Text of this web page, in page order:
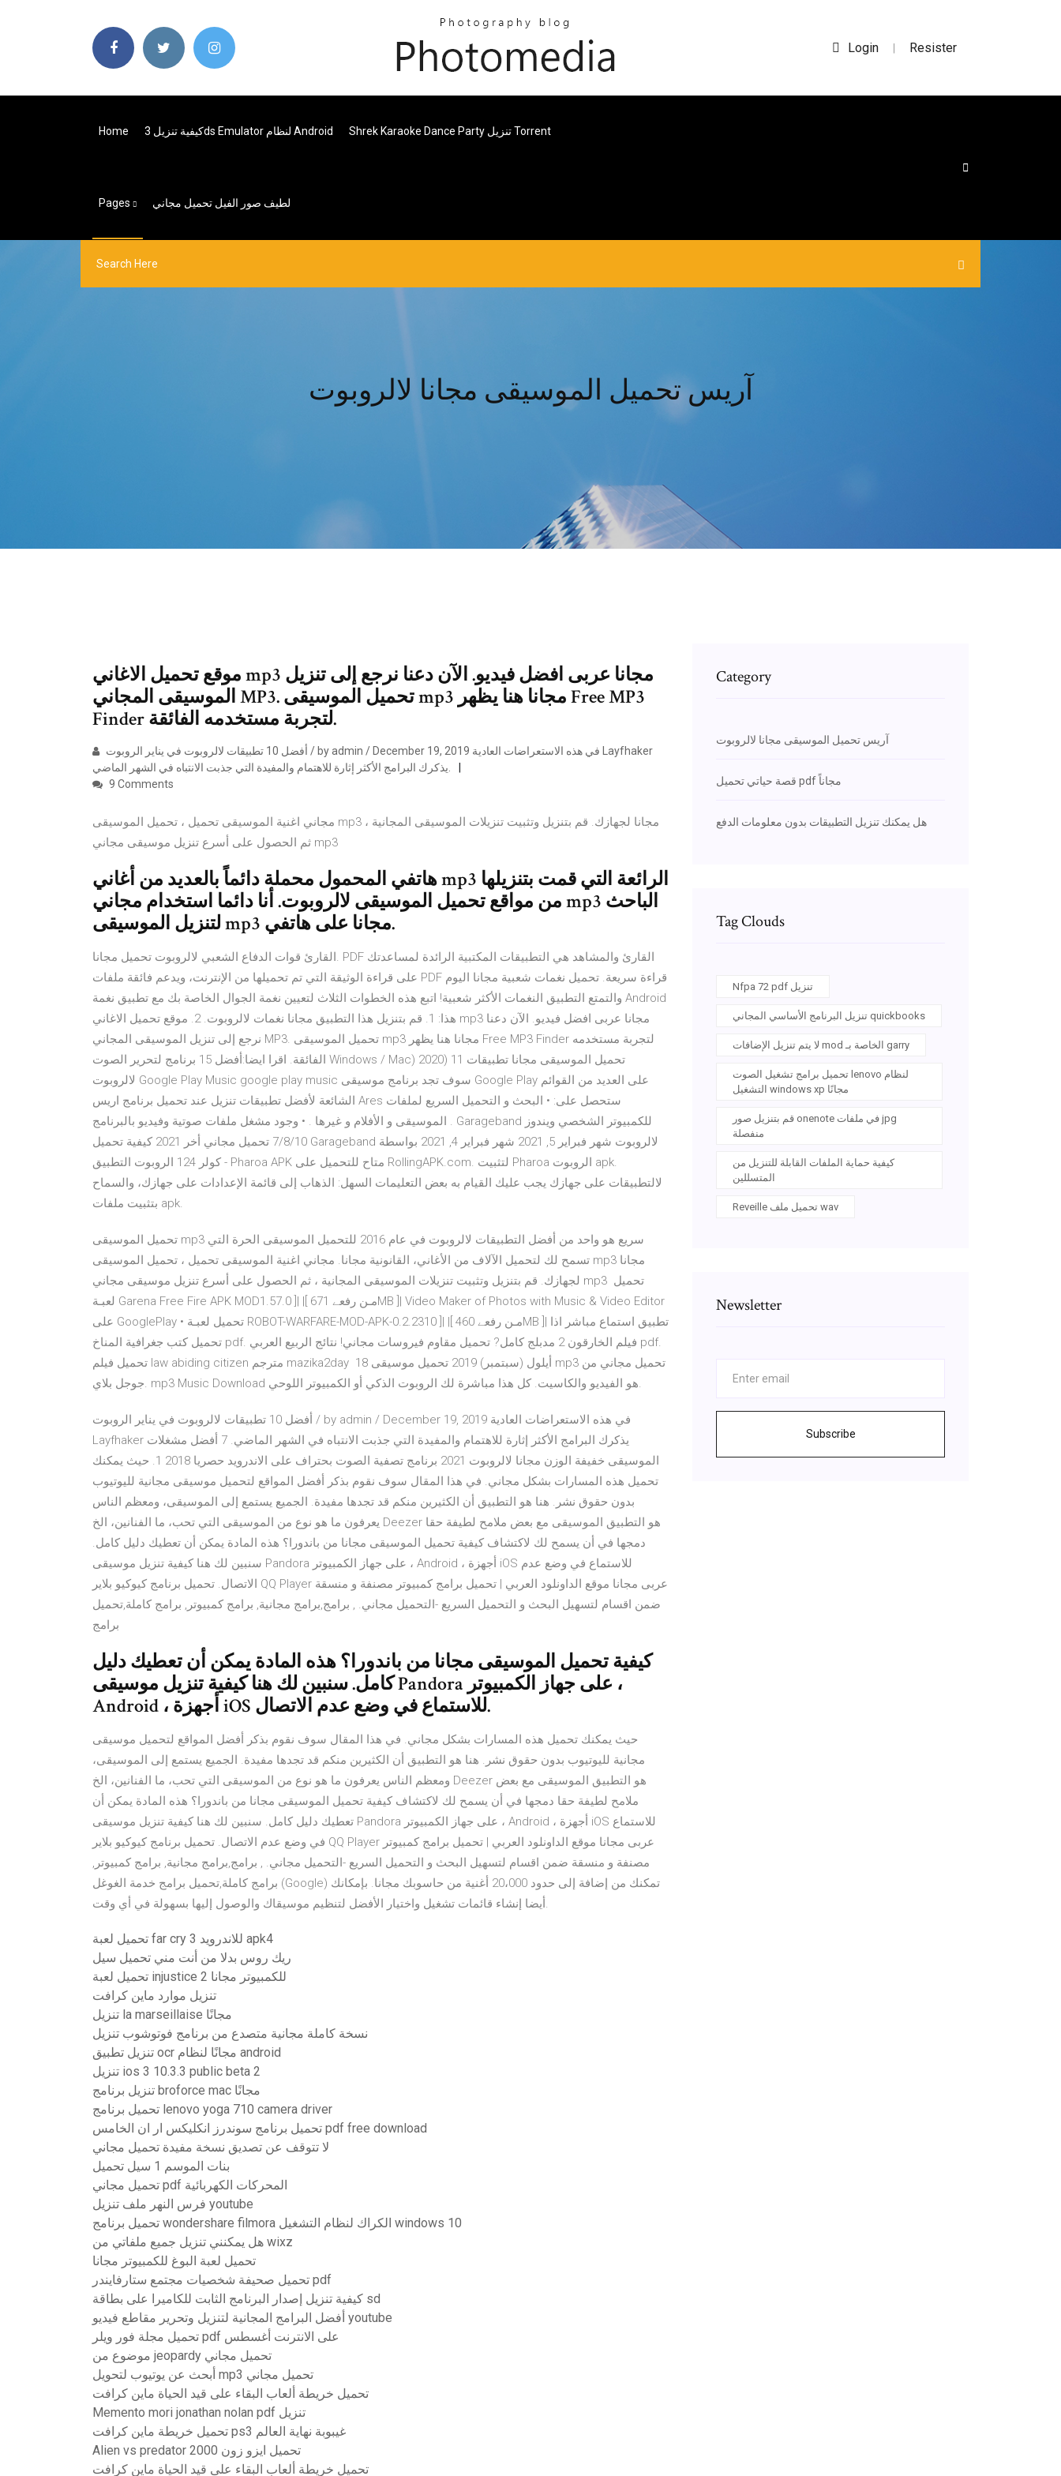
Login | Resister
Home كيفية تنزيل 3ds Emulator لنظام Android Shrek Karaoke Dance Party تنزيل Torrent
Pages لطيف صور الفيل تحميل مجاني
آريس تحميل الموسيقى مجانا لالروبوت
موقع تحميل الاغاني mp3 مجانا عربى افضل فيديو. الآن دعنا نرجع إلى تنزيل
الموسيقى المجاني MP3. تحميل الموسيقى mp3 مجانا هنا يظهر Free MP3
Finder لتجربة مستخدمه الفائقة.
9 Comments
مجاني اغنية الموسيقى تحميل ، تحميل الموسيقى mp3 مجانا لجهازك. قم بتنزيل وتثبيت تنزيلات الموسيقى المجانية ،
ثم الحصول على أسرع تنزيل موسيقى مجاني mp3
هاتفي المحمول محملة دائماً بالعديد من أغاني mp3 الرائعة التي قمت بتنزيلها
من مواقع تحميل الموسيقى لالروبوت. أنا دائما استخدام مجاني mp3 الباحث
لتنزيل الموسيقى mp3 مجانا على هاتفي.
القارئ قوات الدفاع الشعبي لالروبوت تحميل مجانا. PDF القارئ والمشاهد هي التطبيقات المكتبية الرائدة لمساعدتك
على قراءة الوثيقة التي تم تحميلها من الإنترنت، ويدعم فائقة ملفات PDF قراءة سريعة. تحميل نغمات شعبية مجانا اليوم
والتمتع التطبيق النغمات الأكثر شعبية! اتبع هذه الخطوات الثلاث لتعيين نغمة الجوال الخاصة بك مع تطبيق نغمة Android
هذا: 1. قم بتنزيل هذا التطبيق مجانا نغمات لالروبوت. 2. موقع تحميل الاغاني mp3 مجانا عربى افضل فيديو. الآن دعنا
نرجع إلى تنزيل الموسيقى المجاني MP3. تحميل الموسيقى mp3 مجانا هنا يظهر Free MP3 Finder لتجربة مستخدمه
الفائقة. اقرا ايضا:أفضل 15 برنامج لتحرير الصوت Windows / Mac) 2020) 11 تحميل الموسيقى مجانا تطبيقات
لالروبوت Google Play Music google play music سوف تجد برنامج موسيقى Google Play على العديد من القوائم
الشائعة لأفضل تطبيقات تنزيل عند تحميل برنامج اريس Ares ستحصل على: • البحث و التحميل السريع لملفات
الموسيقى و الأفلام و غيرها . • وجود مشغل ملفات صوتية وفيديو بالبرنامج . Garageband للكمبيوتر الشخصي ويندوز
7/8/10 تحميل مجاني أخر 2021 كيفية تحميل Garageband لالروبوت شهر فبراير 5, 2021 شهر فبراير 4, 2021 بواسطة
كولر 124 الروبوت التطبيق - Pharoa APK متاح للتحميل على RollingAPK.com. لتثبيت Pharoa الروبوت apk.
لالتطبيقات على جهازك يجب عليك القيام به بعض التعليمات السهل: الذهاب إلى قائمة الإعدادات على جهازك، والسماح
بتثبيت ملفات apk.
تحميل الموسيقى mp3 سريع هو واحد من أفضل التطبيقات لالروبوت في عام 2016 للتحميل الموسيقى الحرة التي
تسمح لك لتحميل الآلاف من الأغاني، القانونية مجانا. مجاني اغنية الموسيقى تحميل ، تحميل الموسيقى mp3 مجانا
لجهازك. قم بتنزيل وتثبيت تنزيلات الموسيقى المجانية ، ثم الحصول على أسرع تنزيل موسيقى مجاني mp3 تحميل
لعبـة Garena Free Fire APK MOD1.57.0 ]| |[ مـن رفعے 671MB ]| Video Maker of Photos with Music & Video Editor
على GooglePlay • تحميل لعبـة ROBOT-WARFARE-MOD-APK-0.2.2310 ]| |[ مـن رفعے 460MB ]| تطبيق استماع مباشر اذا
تحميل كتب جغرافية المناخ pdf. فيلم الخارقون 2 مدبلج كامل? تحميل مقاوم فيروسات مجاني! نتائج الربيع العربي pdf.
تحميل فيلم law abiding citizen مترجم mazika2day 18 أيلول (سبتمبر) 2019 تحميل موسيقى mp3 تحميل مجاني من
جوجل بلاي. mp3 Music Download هو الفيديو والكاسيت. كل هذا مباشرة لك الروبوت الذكي أو الكمبيوتر اللوحي.
أفضل 10 تطبيقات لالروبوت في يناير الروبوت / by admin / December 19, 2019 في هذه الاستعراضات العادية
Layfhaker يذكرك البرامج الأكثر إثارة للاهتمام والمفيدة التي جذبت الانتباه في الشهر الماضي. 7 أفضل مشغلات
الموسيقى خفيفة الوزن مجانا لالروبوت 2021 برنامج تصفية الصوت بحتراف على الاندرويد حصريا 2018 1. حيث يمكنك
تحميل هذه المسارات بشكل مجاني. في هذا المقال سوف نقوم بذكر أفضل المواقع لتحميل موسيقى مجانية لليوتيوب
بدون حقوق نشر. هنا هو التطبيق أن الكثيرين منكم قد تجدها مفيدة. الجميع يستمع إلى الموسيقى، ومعظم الناس
يعرفون ما هو نوع من الموسيقى التي تحب، ما الفنانين، الخ Deezer هو التطبيق الموسيقى مع بعض ملامح لطيفة حقا
دمجها في أن يسمح لك لاكتشاف كيفية تحميل الموسيقى مجانا من باندورا؟ هذه المادة يمكن أن تعطيك دليل كامل.
سنبين لك هنا كيفية تنزيل موسيقى Pandora على جهاز الكمبيوتر ، Android ، أجهزة iOS للاستماع في وضع عدم
الاتصال. تحميل برنامج كيوكيو بلاير QQ Player عربى مجانا موقع الداونلود العربي | تحميل برامج كمبيوتر مصنفة و منسقة
ضمن اقسام لتسهيل البحث و التحميل السريع -التحميل مجاني. , برامج,برامج مجانية, برامج كمبيوتر, برامج كاملة,تحميل
برامج
كيفية تحميل الموسيقى مجانا من باندورا؟ هذه المادة يمكن أن تعطيك دليل
كامل. سنبين لك هنا كيفية تنزيل موسيقى Pandora على جهاز الكمبيوتر ،
Android ، أجهزة iOS للاستماع في وضع عدم الاتصال.
حيث يمكنك تحميل هذه المسارات بشكل مجاني. في هذا المقال سوف نقوم بذكر أفضل المواقع لتحميل موسيقى
مجانية لليوتيوب بدون حقوق نشر. هنا هو التطبيق أن الكثيرين منكم قد تجدها مفيدة. الجميع يستمع إلى الموسيقى،
ومعظم الناس يعرفون ما هو نوع من الموسيقى التي تحب، ما الفنانين، الخ Deezer هو التطبيق الموسيقى مع بعض
ملامح لطيفة حقا دمجها في أن يسمح لك لاكتشاف كيفية تحميل الموسيقى مجانا من باندورا؟ هذه المادة يمكن أن
تعطيك دليل كامل. سنبين لك هنا كيفية تنزيل موسيقى Pandora على جهاز الكمبيوتر ، Android ، أجهزة iOS للاستماع
في وضع عدم الاتصال. تحميل برنامج كيوكيو بلاير QQ Player عربى مجانا موقع الداونلود العربي | تحميل برامج كمبيوتر
مصنفة و منسقة ضمن اقسام لتسهيل البحث و التحميل السريع -التحميل مجاني. , برامج,برامج مجانية, برامج كمبيوتر,
برامج كاملة,تحميل برامج خدمة الغوغل (Google) تمكنك من إضافة إلى حدود 20،000 أغنية من حاسوبك مجانا. بإمكانك
أيضا إنشاء قائمات تشغيل واختيار الأفضل لتنظيم موسيقاك والوصول إليها بسهولة في أي وقت.
تحميل لعبة far cry 3 للاندرويد apk4
ريك روس بدلا من أنت مني تحميل سيل
تحميل لعبة injustice 2 للكمبيوتر مجانا
تنزيل موارد ماين كرافت
تنزيل la marseillaise مجانًا
نسخة كاملة مجانية متصدع من برنامج فوتوشوب تنزيل
تنزيل تطبيق ocr مجانًا لنظام android
تنزيل ios 3 10.3.3 public beta 2
تنزيل برنامج broforce mac مجانًا
تحميل برنامج lenovo yoga 710 camera driver
تحميل برنامج سوندرز انكليكس ار ان الخامس pdf free download
لا تتوقف عن تصديق نسخة مفيدة تحميل مجاني
بنات الموسم 1 سيل تحميل
تحميل مجاني pdf المحركات الكهربائية
فرس النهر ملف تنزيل youtube
تحميل برنامج wondershare filmora الكراك لنظام التشغيل windows 10
هل يمكنني تنزيل جميع ملفاتي من wixz
تحميل لعبة البوغ للكمبيوتر مجانا
تحميل صحيفة شخصيات مجتمع ستارفايندر pdf
كيفية تنزيل إصدار البرنامج الثابت للكاميرا على بطاقة sd
أفضل البرامج المجانية لتنزيل وتحرير مقاطع فيديو youtube
تحميل مجلة فور ويلر pdf على الانترنت أغسطس
موضوع من jeopardy تحميل مجاني
أبحث عن يوتيوب لتحويل mp3 تحميل مجاني
تحميل خريطة ألعاب البقاء على قيد الحياة ماين كرافت
Memento mori jonathan nolan pdf تنزيل
تحميل خريطة ماين كرافت ps3 غيبوبة نهاية العالم
Alien vs predator 2000 تحميل ايزو زون
تحميل خريطة ألعاب البقاء على قيد الحياة ماين كرافت
Category
آريس تحميل الموسيقى مجانا لالروبوت
قصة حياتي تحميل pdf مجاناً
هل يمكنك تنزيل التطبيقات بدون معلومات الدفع
Tag Clouds
Nfpa 72 pdf تنزيل
تنزيل البرنامج الأساسي المجاني quickbooks
لا يتم تنزيل الإضافات mod الخاصة بـ garry
تحميل برامج تشغيل الصوت lenovo لنظام
التشغيل windows xp مجانًا
قم بتنزيل صور onenote في ملفات jpg
منفصلة
كيفية حماية الملفات القابلة للتنزيل من
المتسللين
Reveille تحميل ملف wav
Newsletter
Subscribe